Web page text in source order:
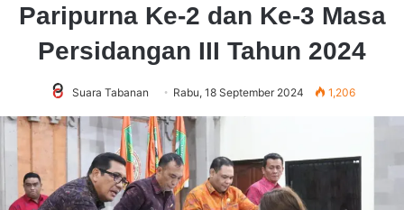
Paripurna Ke-2 dan Ke-3 Masa
Persidangan III Tahun 2024
Suara Tabanan Rabu, 18 September 2024 1,206